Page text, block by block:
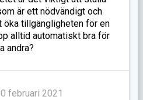
är ett nödvändigt och
öka tillgängligheten för en
alltid automatiskt bra för
andra?
februari 2021